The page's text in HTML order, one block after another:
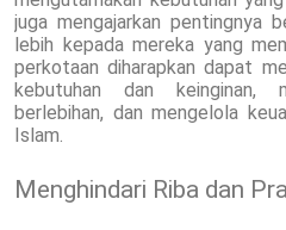
juga mengajarkan pentingnya
lebih kepada mereka yang
perkotaan diharapkan dapat
kebutuhan dan keinginan,
berlebihan, dan mengelola
Islam.
Menghindari Riba dan